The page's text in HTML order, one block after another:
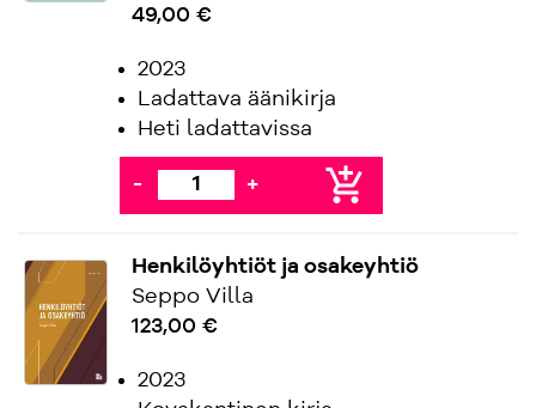
49,00 €
2023
Ladattava äänikirja
Heti ladattavissa
- + add_shopping_cart
Henkilöyhtiöt ja osakeyhtiö
Seppo Villa
123,00 €
2023